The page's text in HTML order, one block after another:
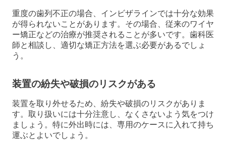
重度の歯列不正の場合、インビザラインでは十分な効果
が得られないことがあります。その場合、従来のワイヤ
ー矯正などの治療が推奨されることが多いです。歯科医
師と相談し、適切な矯正方法を選ぶ必要があるでしょ
う。
装置の紛失や破損のリスクがある
装置を取り外せるため、紛失や破損のリスクがありま
す。取り扱いには十分注意し、なくさないよう気をつけ
ましょう。特に外出時には、専用のケースに入れて持ち
運ぶとよいでしょう。